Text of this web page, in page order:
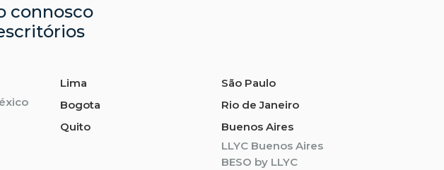
connosco
Lima
Bogota
Quito
São Paulo
Rio de Janeiro
Buenos Aires
LLYC Buenos Aires
BESO by LLYC